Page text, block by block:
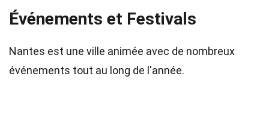
Événements et Festivals
Nantes est une ville animée avec de nombreux
événements tout au long de l'année.